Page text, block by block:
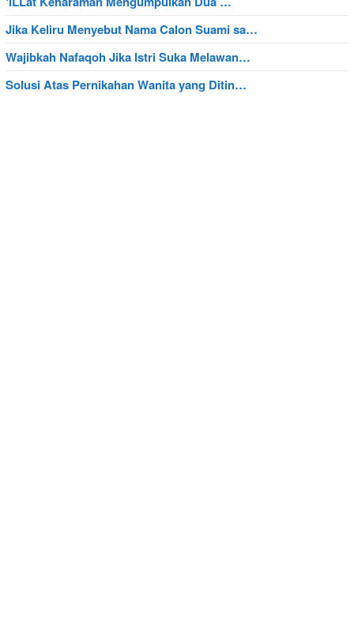
Jika Keliru Menyebut Nama Calon Suami sa…
Wajibkah Nafaqoh Jika Istri Suka Melawan…
Solusi Atas Pernikahan Wanita yang Ditin…